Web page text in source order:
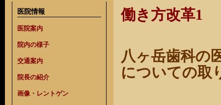
医院情報
医院案内
院内の様子
交通案内
院長の紹介
画像・レントゲン
働き方改革1
八ヶ岳歯科の
についての取